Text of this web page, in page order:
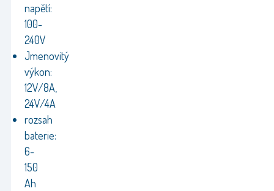
napětí:
100-
240V
Jmenovitý
výkon:
12V/8A,
24V/4A
rozsah
baterie:
6-
150
Ah